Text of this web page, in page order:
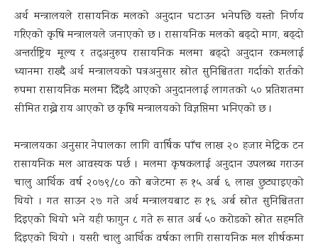
अर्थ मन्त्रालयले रासायनिक मलको अनुदान घटाउन भनेपछि यस्तो निर्णय
गरिएको कृषि मन्त्रालयले जनाएको छ । रासायनिक मलको बढ्दो माग, बढ्दो
अन्तर्राष्ट्रिय मूल्य र तद्अनुरुप रासायनिक मलमा बढ्दो अनुदान रकमलाई
ध्यानमा राख्दै अर्थ मन्त्रालयको पत्रअनुसार स्रोत सुनिश्चितता गर्दाको शर्तको
रुपमा रासायनिक मलमा दिँइदै आएको अनुदानलाई लागतको ५० प्रतिशतमा
सीमित राख्ने राय आएको छ कृषि मन्त्रालयको विज्ञप्तिमा भनिएको छ ।
मन्त्रालयका अनुसार नेपालका लागि वार्षिक पाँच लाख २० हजार मेट्रिक टन
रासायनिक मल आवस्यक पर्छ । मलमा कृषकलाई अनुदान उपलब्ध गराउन
चालु आर्थिक वर्ष २०७९/८० को बजेटमा रू १५ अर्ब ६ लाख छुट्याइएको
थियो । गत साउन २७ गते अर्थ मन्त्रालयबाट रू १६ अर्ब स्रोत सुनिश्चितता
दिइएको थियो भने यही फागुन ८ गते रू सात अर्ब ५० करोडको स्रोत सहमति
दिइएको थियो । यसरी चालु आर्थिक वर्षका लागि रासायनिक मल शीर्षकमा